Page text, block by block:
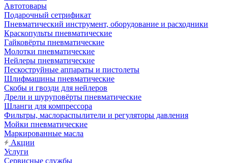
Автотовары
Подарочный сетрификат
Пневматический инструмент, оборудование и расходники
Краскопульты пневматические
Гайковёрты пневматические
Молотки пневматические
Нейлеры пневматические
Пескоструйные аппараты и пистолеты
Шлифмашины пневматические
Скобы и гвозди для нейлеров
Дрели и шуруповёрты пневматические
Шланги для компрессора
Фильтры, маслораспылители и регуляторы давления
Мойки пневматические
Маркированные масла
Акции
Услуги
Сервисные службы